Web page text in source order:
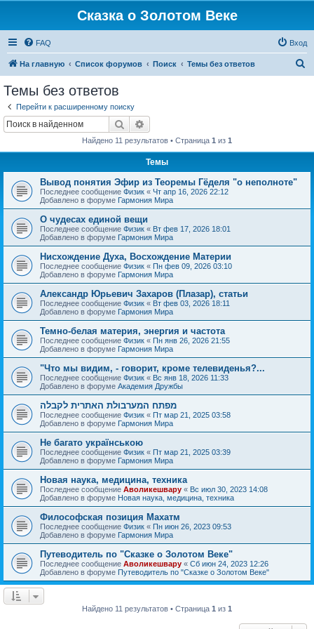
Сказка о Золотом Веке
FAQ Вход
На главную Список форумов Поиск Темы без ответов
Темы без ответов
Перейти к расширенному поиску
Поиск
Найдено 11 результатов • Страница 1 из 1
Темы
Вывод понятия Эфир из Теоремы Гёделя "о неполноте"
Последнее сообщение Физик « Чт апр 16, 2026 22:12
Добавлено в форуме Гармония Мира
О чудесах единой вещи
Последнее сообщение Физик « Вт фев 17, 2026 18:01
Добавлено в форуме Гармония Мира
Нисхождение Духа, Восхождение Материи
Последнее сообщение Физик « Пн фев 09, 2026 03:10
Добавлено в форуме Гармония Мира
Александр Юрьевич Захаров (Плазар), статьи
Последнее сообщение Физик « Вт фев 03, 2026 18:11
Добавлено в форуме Гармония Мира
Темно-белая материя, энергия и частота
Последнее сообщение Физик « Пн янв 26, 2026 21:55
Добавлено в форуме Гармония Мира
"Что мы видим, - говорит, кроме телевиденья?...
Последнее сообщение Физик « Вс янв 18, 2026 11:33
Добавлено в форуме Академия Дружбы
מפתח המערבולת האתרית לקבלה
Последнее сообщение Физик « Пт мар 21, 2025 03:58
Добавлено в форуме Гармония Мира
Не багато українською
Последнее сообщение Физик « Пт мар 21, 2025 03:39
Добавлено в форуме Гармония Мира
Новая наука, медицина, техника
Последнее сообщение Аволикешвару « Вс июл 30, 2023 14:08
Добавлено в форуме Новая наука, медицина, техника
Философская позиция Махатм
Последнее сообщение Физик « Пн июн 26, 2023 09:53
Добавлено в форуме Гармония Мира
Путеводитель по "Сказке о Золотом Веке"
Последнее сообщение Аволикешвару « Сб июн 24, 2023 12:26
Добавлено в форуме Путеводитель по "Сказке о Золотом Веке"
Найдено 11 результатов • Страница 1 из 1